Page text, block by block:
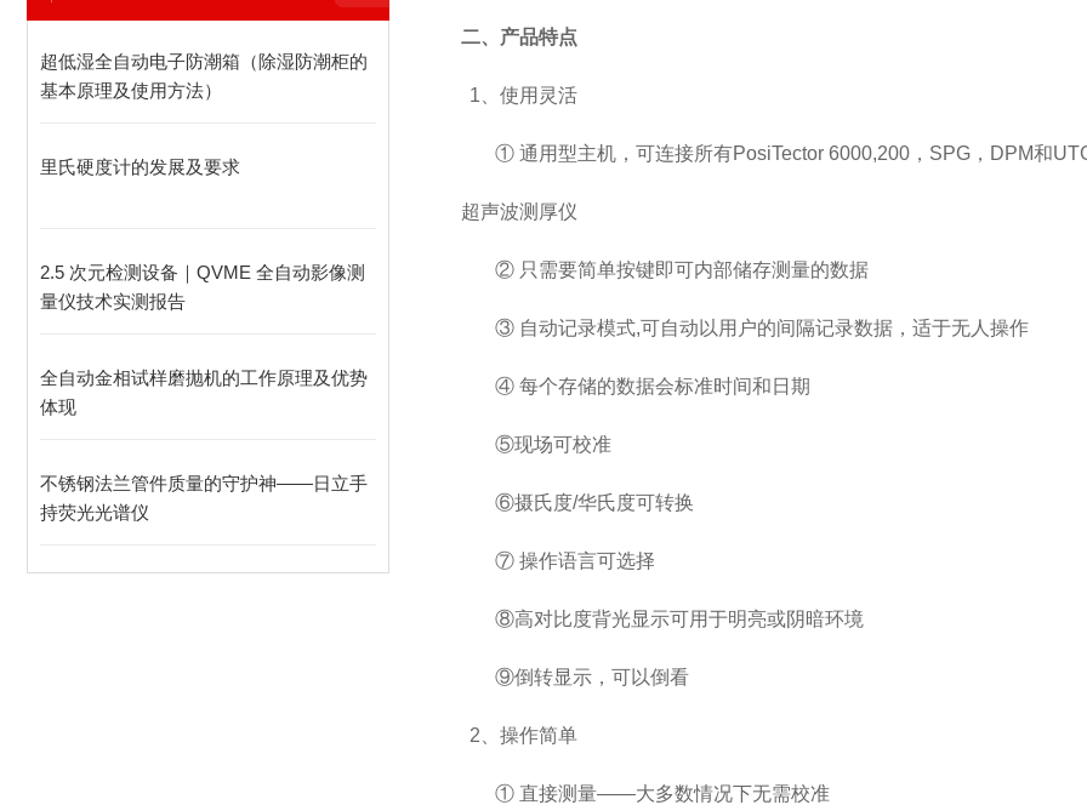
超低湿全自动电子防潮箱（除湿防潮柜的
基本原理及使用方法）
里氏硬度计的发展及要求
2.5 次元检测设备｜QVME 全自动影像测
量仪技术实测报告
全自动金相试样磨抛机的工作原理及优势
体现
不锈钢法兰管件质量的守护神——日立手
持荧光光谱仪
二、 产品特点
1 使用灵活
① 通用型主机，可连接所有PosiTector 6000,200，SPG，DPM和
超声波测厚仪
② 只需要简单按键即可内部储存测量的数据
③ 自动记录模式,可自动以用户的间隔记录数据，适于无人操作
④ 每个存储的数据会标准时间和日期
⑤现场可校准
⑥摄氏度/华氏度可转换
⑦ 操作语言可选择
⑧高对比度背光显示可用于明亮或阴暗环境
⑨倒转显示，可以倒看
2 操作简单
① 直接测量——大多数情况下无需校准